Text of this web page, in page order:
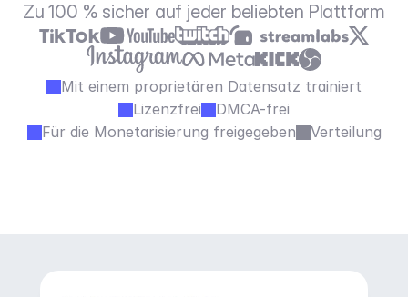
Zu 100 % sicher auf jeder beliebten Plattform
Mit einem proprietären Datensatz trainiert
Lizenzfrei
DMCA-frei
Für die Monetarisierung freigegeben
Verteilung